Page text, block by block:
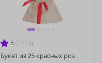
5 (1413)
Букет из 25 красных роз